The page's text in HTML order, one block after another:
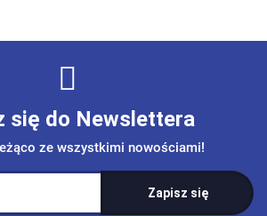
się do Newslettera
ze wszystkimi nowościami!